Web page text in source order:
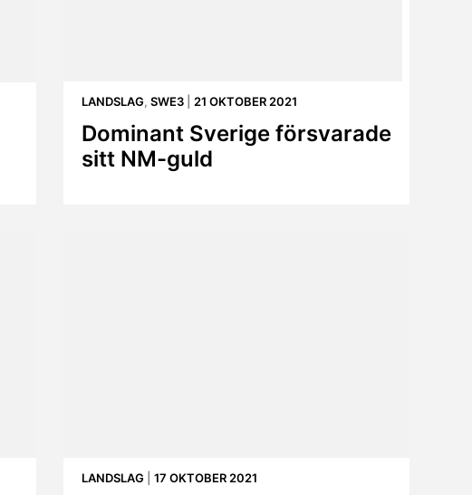
LANDSLAG, SWE3 21 OKTOBER 2021
Dominant Sverige försvarade
sitt NM-guld
LANDSLAG 17 OKTOBER 2021